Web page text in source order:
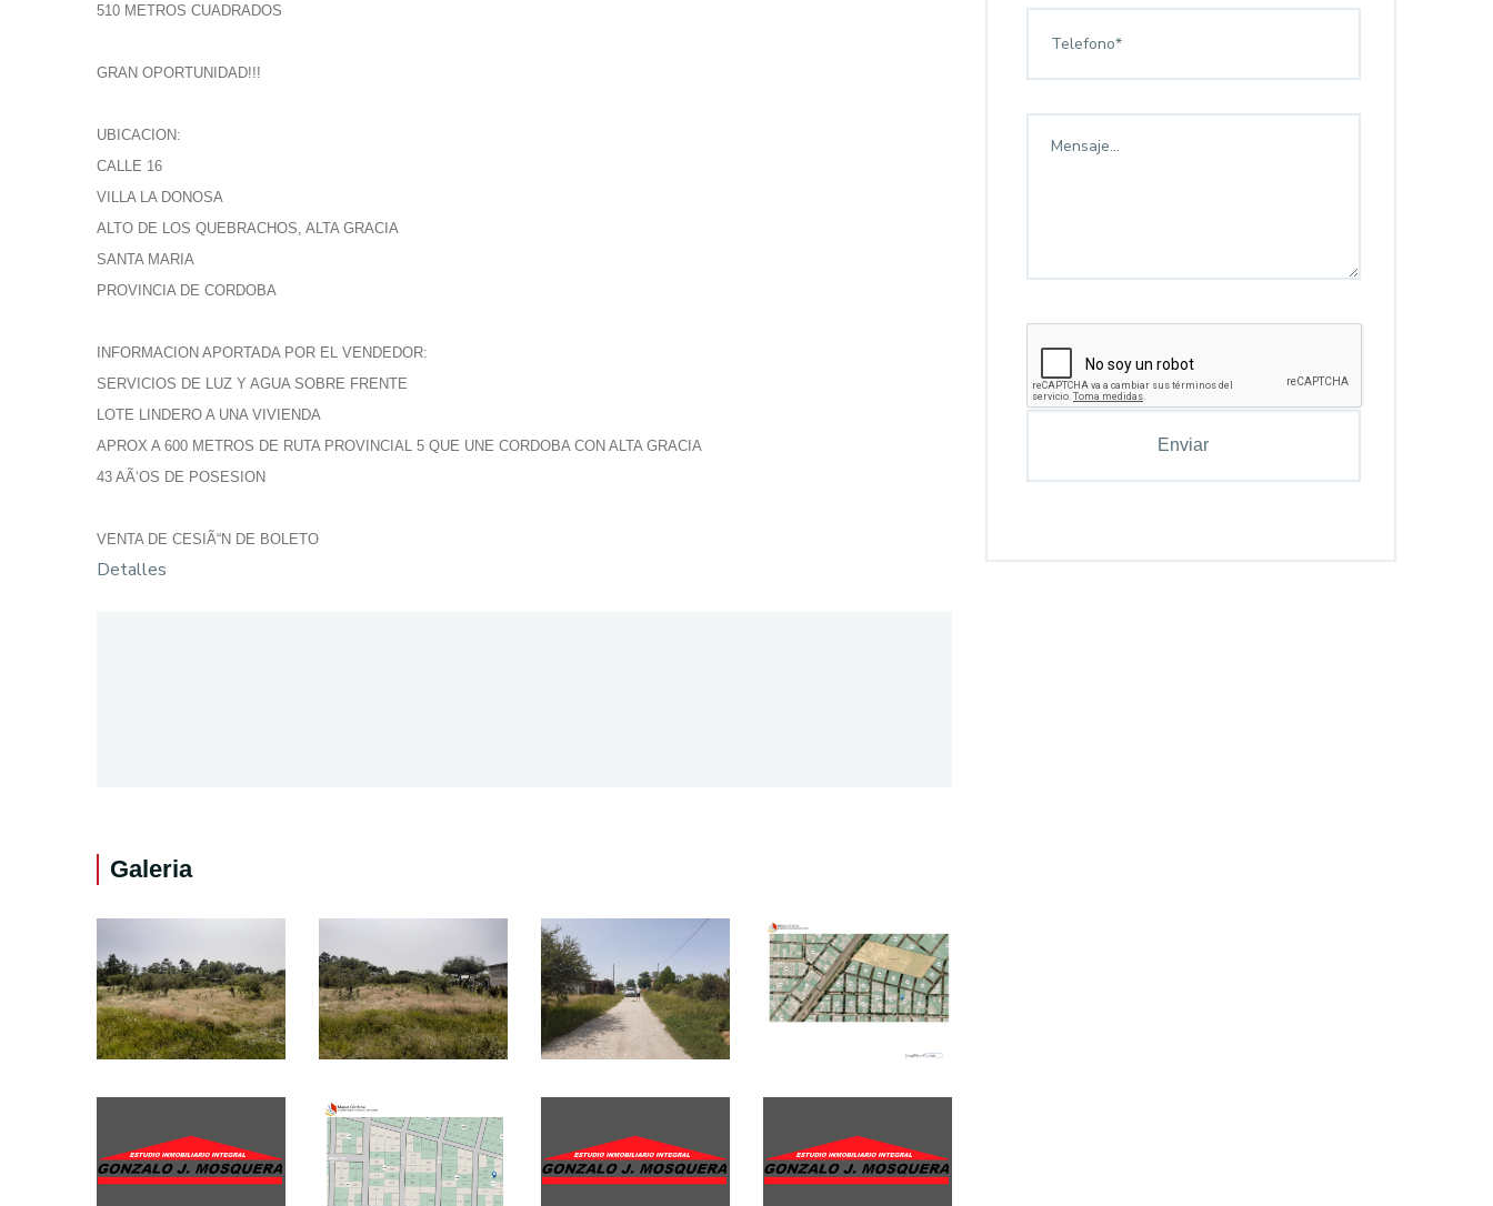
510 METROS CUADRADOS
GRAN OPORTUNIDAD!!!
UBICACION:
CALLE 16
VILLA LA DONOSA
ALTO DE LOS QUEBRACHOS, ALTA GRACIA
SANTA MARIA
PROVINCIA DE CORDOBA
INFORMACION APORTADA POR EL VENDEDOR:
SERVICIOS DE LUZ Y AGUA SOBRE FRENTE
LOTE LINDERO A UNA VIVIENDA
APROX A 600 METROS DE RUTA PROVINCIAL 5 QUE UNE CORDOBA CON ALTA GRACIA
43 AÃ‘OS DE POSESION
VENTA DE CESIÃ“N DE BOLETO
Detalles
Galeria